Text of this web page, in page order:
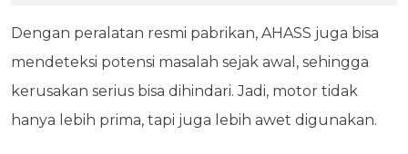
Dengan peralatan resmi pabrikan, AHASS juga bisa
mendeteksi potensi masalah sejak awal, sehingga
kerusakan serius bisa dihindari. Jadi, motor tidak
hanya lebih prima, tapi juga lebih awet digunakan.